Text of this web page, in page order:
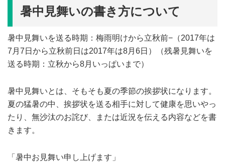
暑中見舞いの書き方について
暑中見舞いを送る時期：梅雨明けから立秋前−（2017年は
7月7日から立秋前日は2017年は8月6日）（残暑見舞いを
送る時期：立秋から8月いっぱいまで）
暑中見舞いとは、そもそも夏の季節の挨拶状になります。
夏の猛暑の中、挨拶状を送る相手に対して健康を思いやっ
たり、無沙汰のお詫び、または近況を伝える内容などを書
きます。
「暑中お見舞い申し上げます」